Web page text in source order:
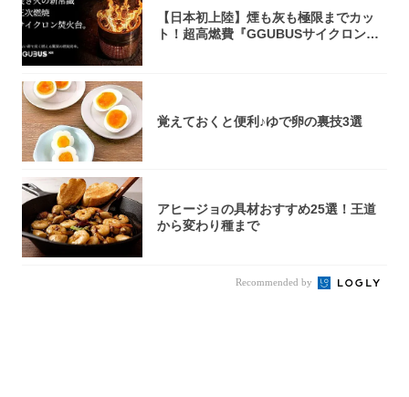
【日本初上陸】煙も灰も極限までカッ
ト！超高燃費『GGUBUSサイクロン焚
覚えておくと便利♪ゆで卵の裏技3選
アヒージョの具材おすすめ25選！王道
から変わり種まで
Recommended by